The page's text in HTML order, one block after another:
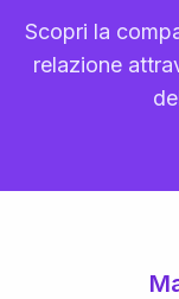
Scopri la
relazione